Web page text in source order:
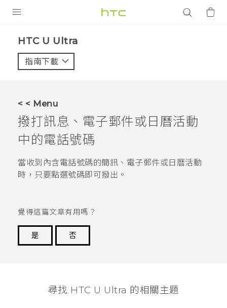
VIVE
VIVERSE
應用程式
支援服務
HTC U Ultra‎
指南下載
< < Menu
撥打訊息、電子郵件或日曆活動
中的電話號碼
當收到內含電話號碼的簡訊、電子郵件或日曆活動
時，只要點選號碼即可撥出。
覺得這篇文章有用嗎？
是
否
尋找 HTC U Ultra 的相關主題